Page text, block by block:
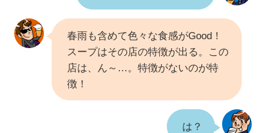
春雨も含めて色々な食感がGood！
スープはその店の特徴が出る。この
店は、ん～…。特徴がないのが特
徴！
は？